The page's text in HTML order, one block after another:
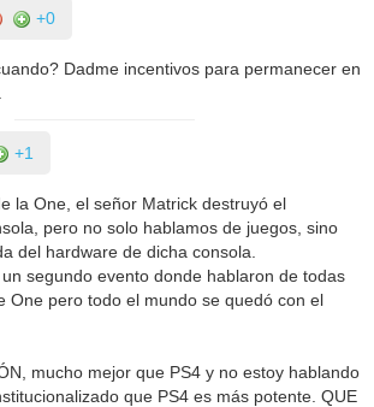
+0
Dadme incentivos para permanecer en
+1
la One, el señor Matrick destruyó el
pero no solo hablamos de juegos, sino
del hardware de dicha consola.
segundo evento donde hablaron de todas
One pero todo el mundo se quedó con el
mucho mejor que PS4 y no estoy hablando
que PS4 es más potente. QUE